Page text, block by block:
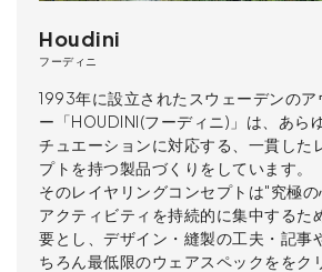
Houdini
フーディニ
1993年に設立されたスウェーデンのア
ー「HOUDINI(フーディニ)」は、あら
チュエーションに対応する、一貫した
プトを持つ製品づくりをしています。
そのレイヤリングコンセプトは"究極の
アクティビティを持続的に集中するた
要とし、デザイン・縫製の工夫・記事
ちろん最低限のウェアスペックををク